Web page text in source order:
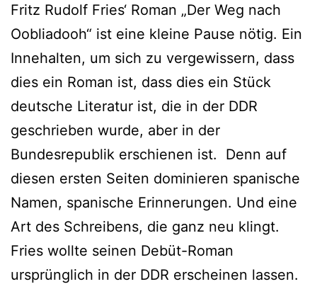
Fritz Rudolf Fries‘ Roman „Der Weg nach
Oobliadooh“ ist eine kleine Pause nötig. Ein
Innehalten, um sich zu vergewissern, dass
dies ein Roman ist, dass dies ein Stück
deutsche Literatur ist, die in der DDR
geschrieben wurde, aber in der
Bundesrepublik erschienen ist. Denn auf
diesen ersten Seiten dominieren spanische
Namen, spanische Erinnerungen. Und eine
Art des Schreibens, die ganz neu klingt.
Fries wollte seinen Debüt-Roman
ursprünglich in der DDR erscheinen lassen.